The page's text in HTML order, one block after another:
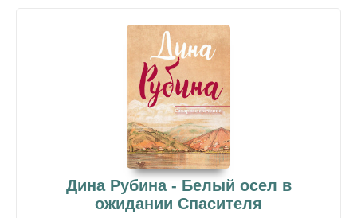
Дина Рубина - Белый осел в
ожидании Спасителя